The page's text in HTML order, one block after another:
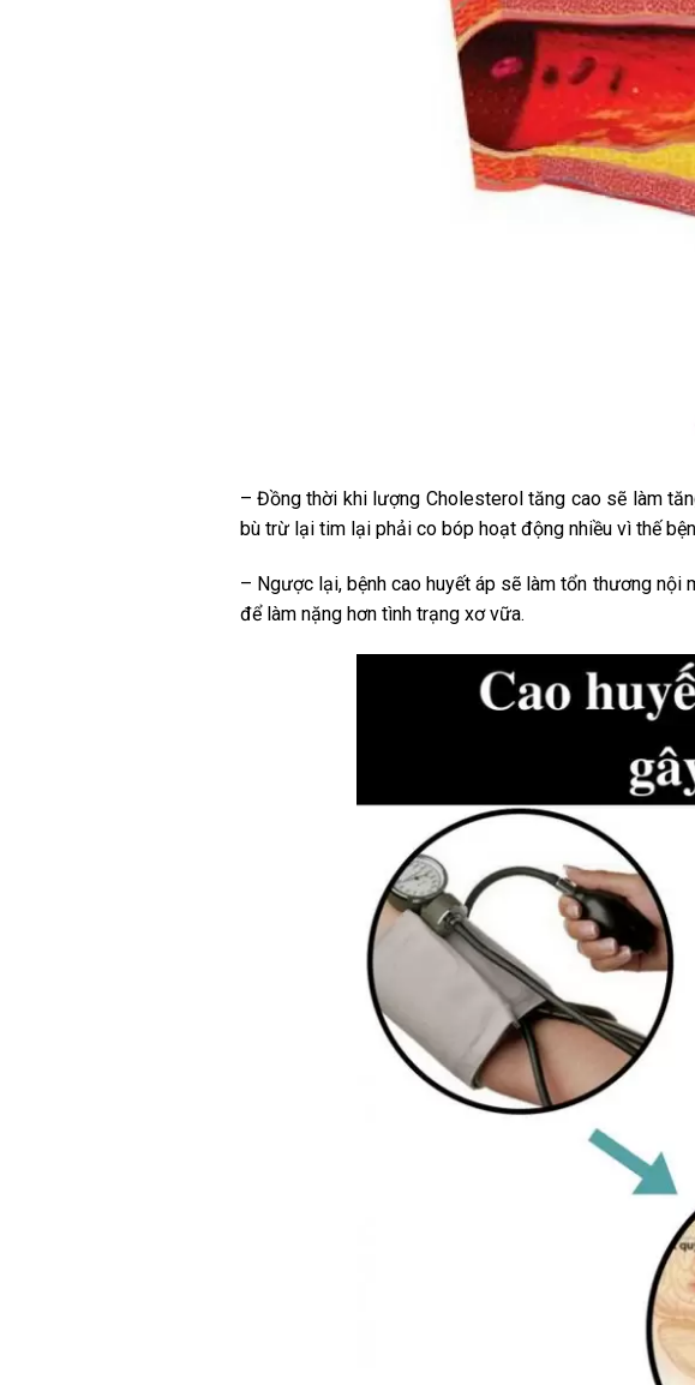
– Đồng thời khi lượng Cholesterol tăng cao sẽ làm
bù trừ lại tim lại phải co bóp hoạt động nhiều vì thế
– Ngược lại, bệnh cao huyết áp sẽ làm tổn thương
để làm nặng hơn tình trạng xơ vữa.